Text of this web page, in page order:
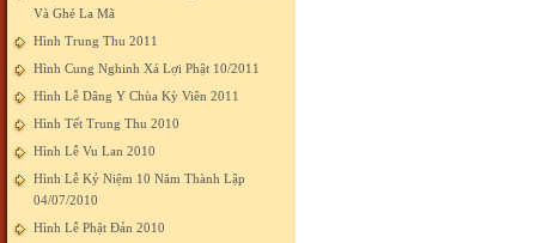
Và Ghé La Mã
Hình Trung Thu 2011
Hình Cung Nghinh Xá Lợi Phật 10/2011
Hình Lễ Dâng Y Chùa Kỳ Viên 2011
Hình Tết Trung Thu 2010
Hình Lễ Vu Lan 2010
Hình Lễ Kỷ Niệm 10 Năm Thành Lập
04/07/2010
Hình Lễ Phật Đản 2010